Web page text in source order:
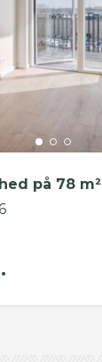
på 78 m²